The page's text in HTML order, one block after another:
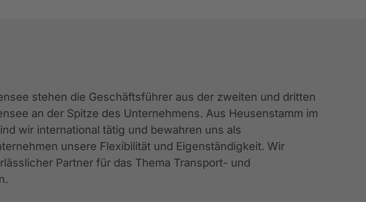
stehen die Geschäftsführer aus der zweiten und dritten
an der Spitze des Unternehmens. Aus Heusenstamm im
wir international tätig und bewahren uns als
unsere Flexibilität und Eigenständigkeit. Wir
Partner für das Thema Transport- und